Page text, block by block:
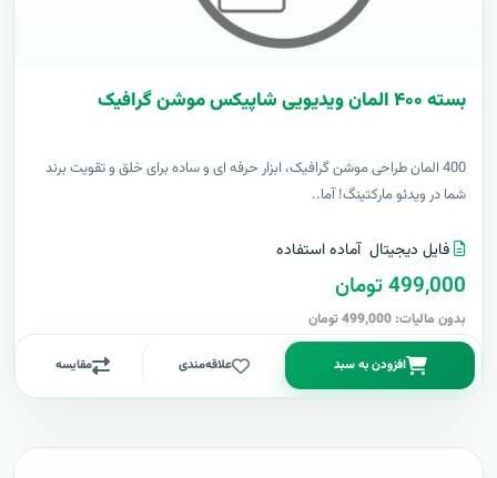
بسته ۴۰۰ المان ویدیویی شاپیکس موشن گرافیک
400 المان طراحی موشن گرافیک، ابزار حرفه ای و ساده برای خلق و تقویت برند
شما در ویدئو مارکتینگ! آما..
فایل دیجیتال آماده استفاده
499,000 تومان
بدون مالیات: 499,000 تومان
افزودن به سبد علاقه‌مندی مقایسه